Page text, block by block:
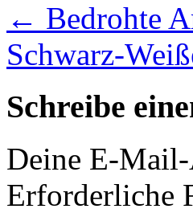
← Bedrohte
Schwarz-
Schreibe
Deine E-
Erforderliche